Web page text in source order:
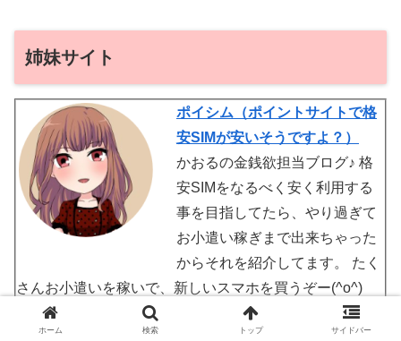
姉妹サイト
ポイシム（ポイントサイトで格
安SIMが安いそうですよ？）
かおるの金銭欲担当ブログ♪ 格
安SIMをなるべく安く利用する
事を目指してたら、やり過ぎて
お小遣い稼ぎまで出来ちゃった
からそれを紹介してます。 たく
さんお小遣いを稼いで、新しいスマホを買うぞー(^o^)
ホーム 検索 トップ サイドバー